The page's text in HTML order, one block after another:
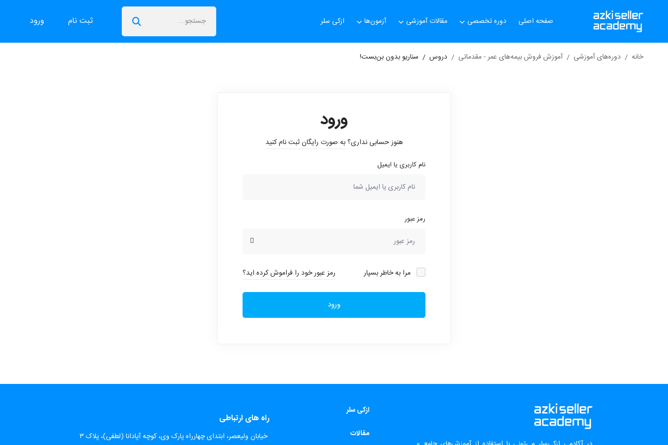
صفحه اصلی دوره تخصصی مقالات آموزشی آزمون‌ها ازکی سلر ورود ثبت نام
خانه دوره‌های آموزشی آموزش فروش بیمه‌های عمر - مقدماتی دروس سناریو بدون بن‌بست!
ورود
هنوز حسابی نداری؟به صورت رایگان ثبت نام کنید
نام کاربری یا ایمیل
رمز عبور
مرا به خاطر بسپار رمز عبور خود را فراموش کرده اید؟
ورود
ازکی سلر
مقالات
راه های ارتباطی
​خیابان ولیعصر، ابتدای چهارراه پارک وی، کوچه آپادانا (لطفی)، پلاک ۳